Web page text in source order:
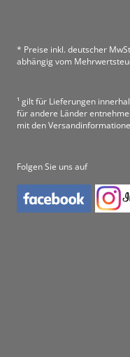
* Preise inkl. deutscher
abhängig vom
¹ gilt für Lieferungen
für andere Länder
mit den
Folgen Sie uns auf